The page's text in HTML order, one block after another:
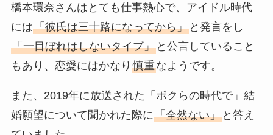
橋本環奈さんはとても仕事熱心で、アイドル時代
には「彼氏は三十路になってから」と発言をし
「一目ぼれはしないタイプ」と公言していること
もあり、恋愛にはかなり 慎重なようです。
また、2019年に放送された「ボクらの時代で」結
婚願望について聞かれた際に「全然ない」と答え